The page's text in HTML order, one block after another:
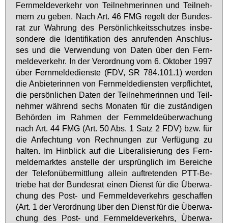
Fern­mel­de­ver­kehr von Teil­neh­me­rin­nen und Teil­neh­
mern zu ge­ben. Nach Art. 46 FMG re­gelt der Bun­des­
rat zur Wah­rung des Per­sön­lich­keits­schut­zes ins­be­
son­de­re die Iden­ti­fi­ka­ti­on des an­ru­fen­den An­schlus­
ses und die Ver­wen­dung von Da­ten über den Fern­
mel­de­ver­kehr. In der Ver­ord­nung vom 6. Ok­to­ber 1997
über Fern­mel­de­diens­te (FDV, SR 784.101.1) wer­den
die An­bie­te­rin­nen von Fern­mel­de­diens­ten ver­pflich­tet,
die per­sön­li­chen Da­ten der Teil­neh­me­rin­nen und Teil­
neh­mer wäh­rend sechs Mo­na­ten für die zu­stän­di­gen
Be­hör­den im Rah­men der Fern­mel­de­über­wa­chung
nach Art. 44 FMG (Art. 50 Abs. 1 Satz 2 FDV) bzw. für
die An­fech­tung von Rech­nun­gen zur Ver­fü­gung zu
hal­ten. Im Hin­blick auf die Li­be­ra­li­sie­rung des Fern­
mel­de­mark­tes an­stel­le der ur­sprüng­lich im Be­rei­che
der Te­le­fon­über­mitt­lung al­lein auf­tre­ten­den PTT-Be­
trie­be hat der Bun­des­rat ei­nen Dienst für die Über­wa­
chung des Post- und Fern­mel­de­ver­kehrs ge­schaf­fen
(Art. 1 der Ver­ord­nung über den Dienst für die Über­wa­
chung des Post- und Fern­mel­de­ver­kehrs, Über­wa­